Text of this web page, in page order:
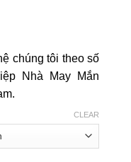
chúng tôi theo số
Nhà May Mắn
CLEAR